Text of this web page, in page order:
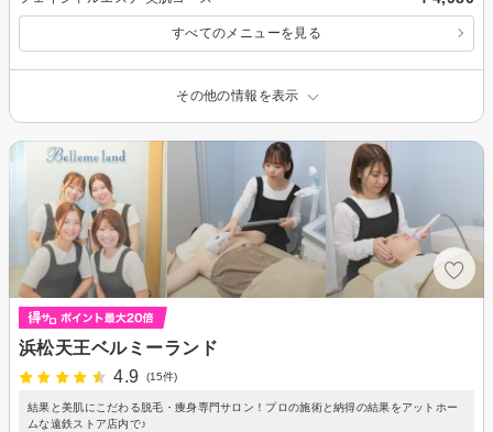
すべてのメニューを見る
その他の情報を表示
浜松天王ベルミーランド
4.9
(15件)
結果と美肌にこだわる脱毛・痩身専門サロン！プロの施術と納得の結果をアットホー
ムな遠鉄ストア店内で♪